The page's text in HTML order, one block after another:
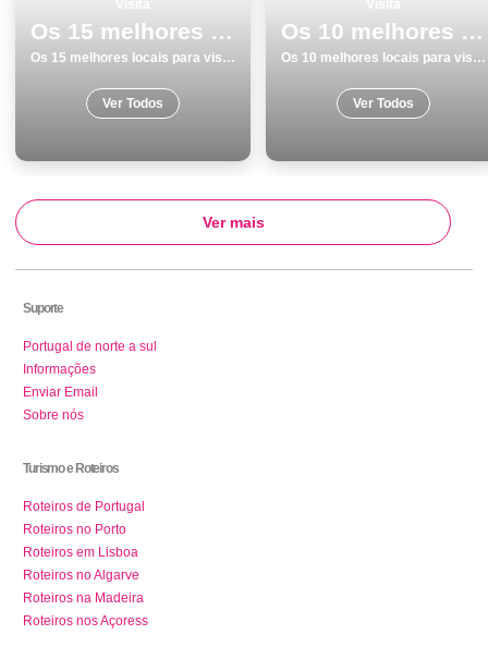
Os 15 melhores locais para visitar em Mafra
Os 15 melhores locais para visitar em Mafra
Ver Todos
Os 10 melhores locais para visitar em Torres Vedras
Os 10 melhores locais para visitar em Torres Vedras
Ver Todos
Ver mais
Suporte
Portugal de norte a sul
Informações
Enviar Email
Sobre nós
Turismo e Roteiros
Roteiros de Portugal
Roteiros no Porto
Roteiros em Lisboa
Roteiros no Algarve
Roteiros na Madeira
Roteiros nos Açoress